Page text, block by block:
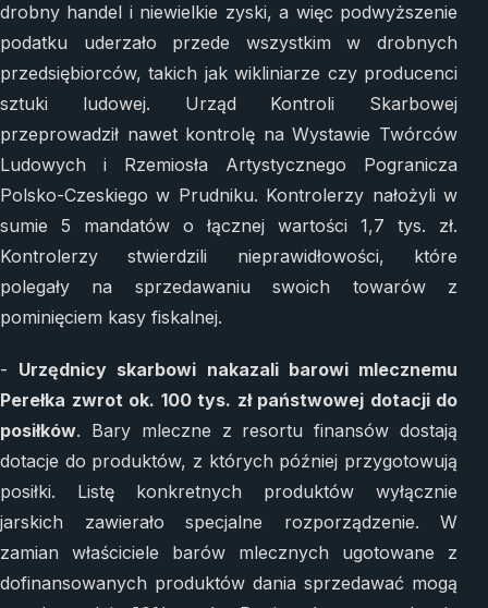
drobny handel i niewielkie zyski, a więc podwyższenie
podatku uderzało przede wszystkim w drobnych
przedsiębiorców, takich jak wikliniarze czy producenci
sztuki ludowej. Urząd Kontroli Skarbowej
przeprowadził nawet kontrolę na Wystawie Twórców
Ludowych i Rzemiosła Artystycznego Pogranicza
Polsko-Czeskiego w Prudniku. Kontrolerzy nałożyli w
sumie 5 mandatów o łącznej wartości 1,7 tys. zł.
Kontrolerzy stwierdzili nieprawidłowości, które
polegały na sprzedawaniu swoich towarów z
pominięciem kasy fiskalnej.
- Urzędnicy skarbowi nakazali barowi mlecznemu
Perełka zwrot ok. 100 tys. zł państwowej dotacji do
posiłków. Bary mleczne z resortu finansów dostają
dotacje do produktów, z których później przygotowują
posiłki. Listę konkretnych produktów wyłącznie
jarskich zawierało specjalne rozporządzenie. W
zamian właściciele barów mlecznych ugotowane z
dofinansowanych produktów dania sprzedawać mogą